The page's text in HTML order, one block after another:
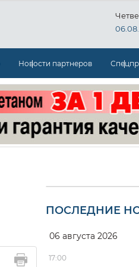
Новости партнеров
ПОСЛЕДНИЕ
06 августа 2026
17:00